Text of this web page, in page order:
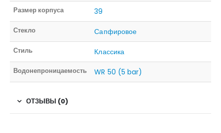
Размер корпуса 39
Стекло Сапфировое
Стиль Классика
Водонепроницаемость WR 50 (5 bar)
ОТЗЫВЫ (0)